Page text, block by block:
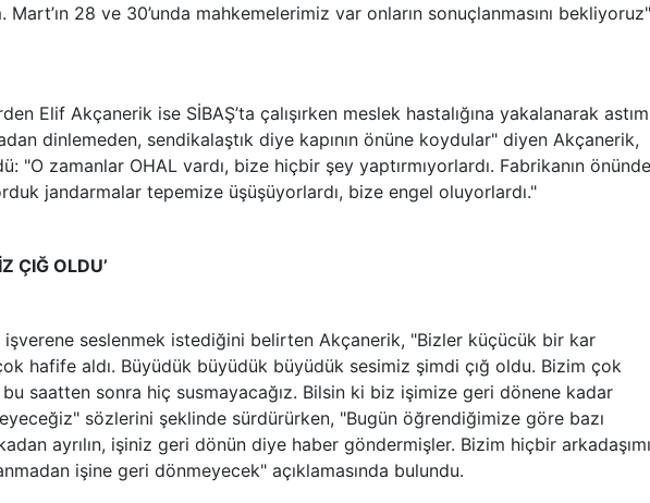
28 ve 30’unda mahkemelerimiz var onların sonuçlanmasını bekliyoruz"
Elif Akçanerik ise SİBAŞ’ta çalışırken meslek hastalığına yakalanarak astım
dinlemeden, sendikalaştık diye kapının önüne koydular" diyen Akçanerik,
"O zamanlar OHAL vardı, bize hiçbir şey yaptırmıyorlardı. Fabrikanın önünde
jandarmalar tepemize üşüşüyorlardı, bize engel oluyorlardı."
ÇIĞ OLDU’
işverene seslenmek istediğini belirten Akçanerik, "Bizler küçücük bir kar
hafife aldı. Büyüdük büyüdük büyüdük sesimiz şimdi çığ oldu. Bizim çok
saatten sonra hiç susmayacağız. Bilsin ki biz işimize geri dönene kadar
sözlerini şeklinde sürdürürken, "Bugün öğrendiğimize göre bazı
ayrılın, işiniz geri dönün diye haber göndermişler. Bizim hiçbir
işine geri dönmeyecek" açıklamasında bulundu.